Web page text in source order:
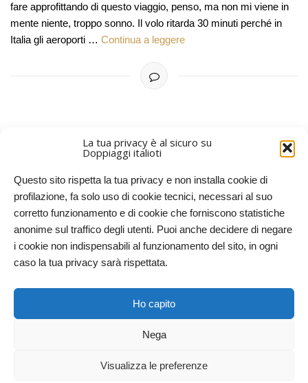
La tua privacy è al sicuro su
Doppiaggi italioti
Questo sito rispetta la tua privacy e non installa cookie di
profilazione, fa solo uso di cookie tecnici, necessari al suo
corretto funzionamento e di cookie che forniscono statistiche
anonime sul traffico degli utenti. Puoi anche decidere di negare
i cookie non indispensabili al funzionamento del sito, in ogni
caso la tua privacy sarà rispettata.
Ho capito
Nega
Visualizza le preferenze
fare approfittando di questo viaggio, penso, ma non mi viene in
mente niente, troppo sonno. Il volo ritarda 30 minuti perché in
Italia gli aeroporti … Continua a leggere
ARTICOLI PIÙ VECCHI
PIÙ RECENTI
Doppiaggi italioti, 2011-2025. Licenze CC-BY-NC Creative
Commons – Attribuzione – Non commerciale